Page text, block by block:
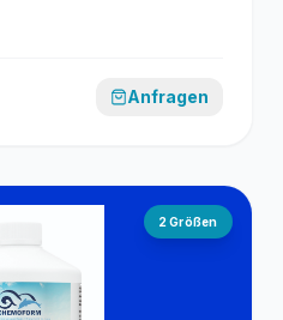
Anfragen
2 Größen